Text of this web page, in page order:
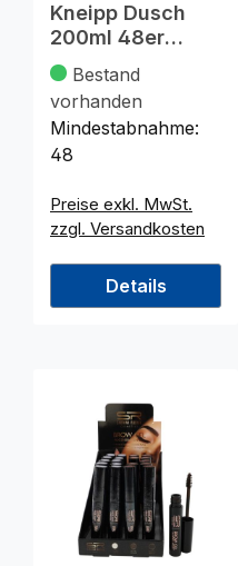
Kneipp Dusch
200ml 48er
Display
Bestand
vorhanden
Mindestabnahme:
48
Preise exkl. MwSt.
zzgl. Versandkosten
Details